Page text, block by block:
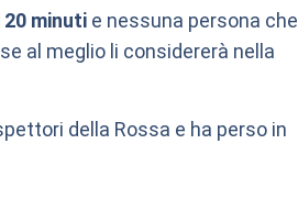
minuti e nessuna persona che
al meglio li considererà nella
della Rossa e ha perso in